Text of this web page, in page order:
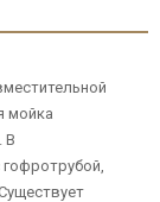
мойка
В